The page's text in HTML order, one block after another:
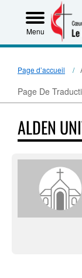
Menu
Page d’accueil
Page De
ALDEN